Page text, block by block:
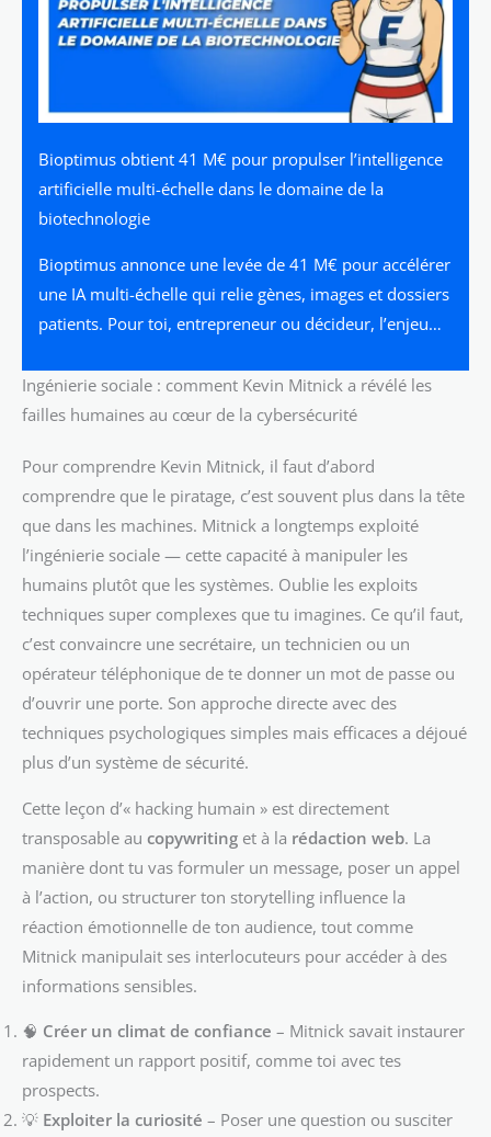
Bioptimus obtient 41 M€ pour propulser l’intelligence
artificielle multi-échelle dans le domaine de la
biotechnologie
Bioptimus annonce une levée de 41 M€ pour accélérer
une IA multi-échelle qui relie gènes, images et dossiers
patients. Pour toi, entrepreneur ou décideur, l’enjeu…
Ingénierie sociale : comment Kevin Mitnick a révélé les
failles humaines au cœur de la cybersécurité
Pour comprendre Kevin Mitnick, il faut d’abord
comprendre que le piratage, c’est souvent plus dans la tête
que dans les machines. Mitnick a longtemps exploité
l’ingénierie sociale — cette capacité à manipuler les
humains plutôt que les systèmes. Oublie les exploits
techniques super complexes que tu imagines. Ce qu’il faut,
c’est convaincre une secrétaire, un technicien ou un
opérateur téléphonique de te donner un mot de passe ou
d’ouvrir une porte. Son approche directe avec des
techniques psychologiques simples mais efficaces a déjoué
plus d’un système de sécurité.
Cette leçon d’« hacking humain » est directement
transposable au copywriting et à la rédaction web. La
manière dont tu vas formuler un message, poser un appel
à l’action, ou structurer ton storytelling influence la
réaction émotionnelle de ton audience, tout comme
Mitnick manipulait ses interlocuteurs pour accéder à des
informations sensibles.
🧠 Créer un climat de confiance – Mitnick savait instaurer
rapidement un rapport positif, comme toi avec tes
prospects.
💡 Exploiter la curiosité – Poser une question ou susciter